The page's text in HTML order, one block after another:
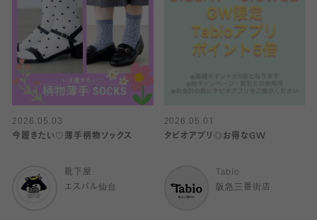
2026.05.03
今履きたい♡薄手柄物ソックス
靴下屋
エスパル仙台
2026.05.01
タビオアプリ◎お得なGW
Tabio
阪急三番街店